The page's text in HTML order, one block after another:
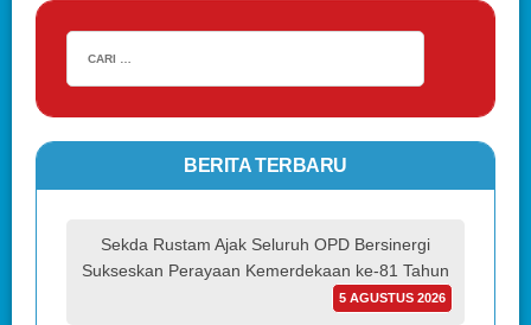
BERITA TERBARU
Sekda Rustam Ajak Seluruh OPD Bersinergi
Sukseskan Perayaan Kemerdekaan ke-81 Tahun
5 AGUSTUS 2026